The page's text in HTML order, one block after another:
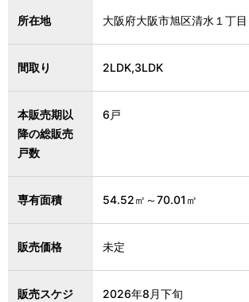
所在地 大阪府大阪市旭区清水１丁目
間取り 2LDK,3LDK
本販売期以
降の総販売
戸数
6戸
専有面積 54.52㎡～70.01㎡
販売価格 未定
販売スケジ
2026年8月下旬